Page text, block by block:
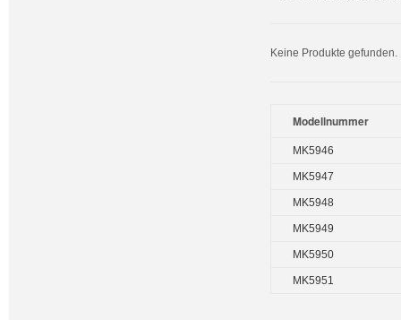
Keine Produkte gefunden.
Modellnummer
MK5946
MK5947
MK5948
MK5949
MK5950
MK5951